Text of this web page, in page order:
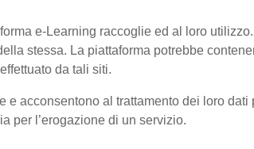
e-Learning raccoglie ed al loro utilizzo.
stessa. La piattaforma potrebbe
da tali siti.
acconsentono al trattamento dei loro dati
per l’erogazione di un servizio.